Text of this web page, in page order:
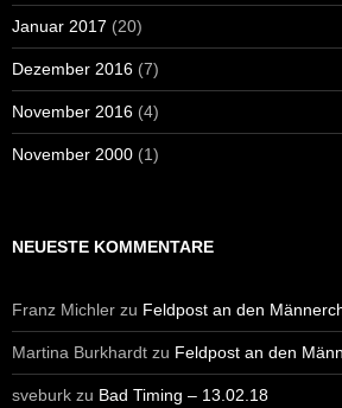
Januar 2017 (20)
Dezember 2016 (7)
November 2016 (4)
November 2000 (1)
NEUESTE KOMMENTARE
Franz Michler zu Feldpost an den
Martina Burkhardt zu Feldpost an den
sveburk zu Bad Timing – 13.02.18